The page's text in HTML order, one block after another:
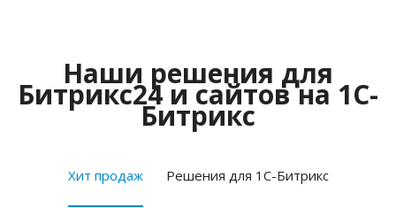
Наши решения для
Битрикс24 и сайтов на 1С-
Битрикс
Хит продаж Решения для 1С-Битрикс